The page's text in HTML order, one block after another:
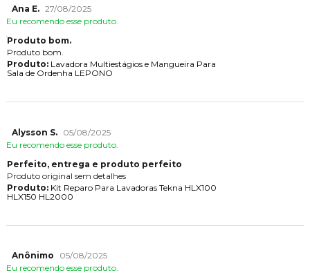
Ana E. 27/08/2025
Eu recomendo esse produto.
Produto bom.
Produto bom.
Produto:Lavadora Multiestágios e Mangueira Para
Sala de Ordenha LEPONO
Alysson S.
05/08/2025
Eu recomendo esse produto.
Perfeito, entrega e produto perfeito
Produto original sem detalhes
Produto:Kit Reparo Para Lavadoras Tekna HLX100
HLX150 HL2000
Anônimo
05/08/2025
Eu recomendo esse produto.